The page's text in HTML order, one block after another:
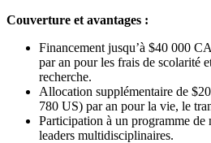
Couverture et avantages :
Financement jusqu’à $40 000
par an pour les frais de scolarité
recherche.
Allocation supplémentaire de
780 US) par an pour la vie, le
Participation à un programme de
leaders multidisciplinaires.